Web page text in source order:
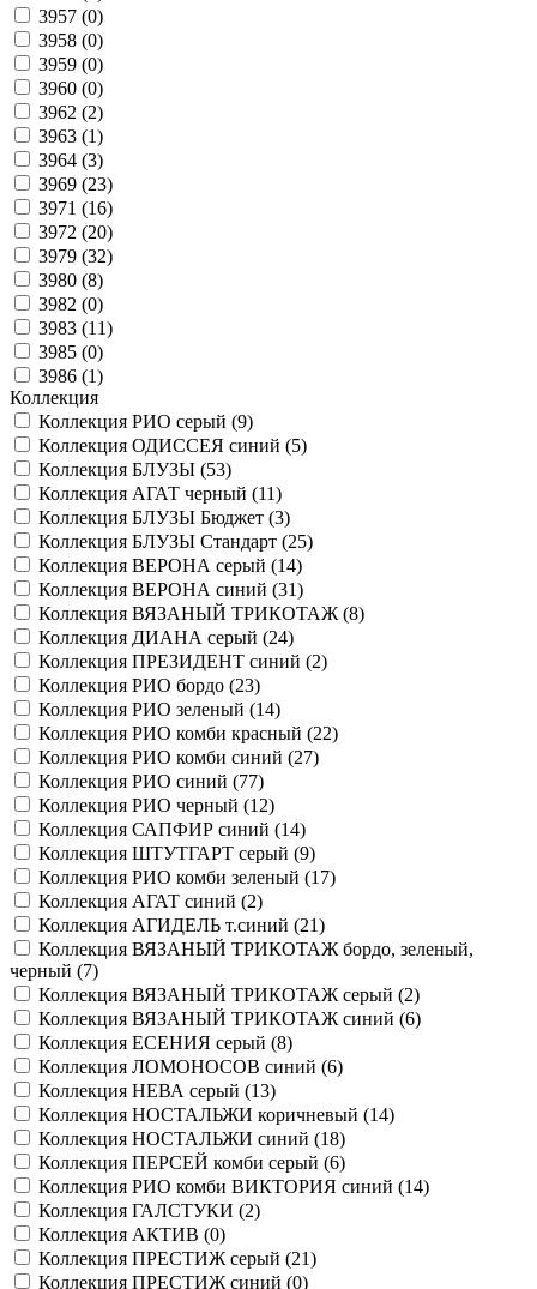
3957 (0)
3958 (0)
3959 (0)
3960 (0)
3962 (2)
3963 (1)
3964 (3)
3969 (23)
3971 (16)
3972 (20)
3979 (32)
3980 (8)
3982 (0)
3983 (11)
3985 (0)
3986 (1)
Коллекция
Коллекция РИО серый (9)
Коллекция ОДИССЕЯ синий (5)
Коллекция БЛУЗЫ (53)
Коллекция АГАТ черный (11)
Коллекция БЛУЗЫ Бюджет (3)
Коллекция БЛУЗЫ Стандарт (25)
Коллекция ВЕРОНА серый (14)
Коллекция ВЕРОНА синий (31)
Коллекция ВЯЗАНЫЙ ТРИКОТАЖ (8)
Коллекция ДИАНА серый (24)
Коллекция ПРЕЗИДЕНТ синий (2)
Коллекция РИО бордо (23)
Коллекция РИО зеленый (14)
Коллекция РИО комби красный (22)
Коллекция РИО комби синий (27)
Коллекция РИО синий (77)
Коллекция РИО черный (12)
Коллекция САПФИР синий (14)
Коллекция ШТУТГАРТ серый (9)
Коллекция РИО комби зеленый (17)
Коллекция АГАТ синий (2)
Коллекция АГИДЕЛЬ т.синий (21)
Коллекция ВЯЗАНЫЙ ТРИКОТАЖ бордо, зеленый,
черный (7)
Коллекция ВЯЗАНЫЙ ТРИКОТАЖ серый (2)
Коллекция ВЯЗАНЫЙ ТРИКОТАЖ синий (6)
Коллекция ЕСЕНИЯ серый (8)
Коллекция ЛОМОНОСОВ синий (6)
Коллекция НЕВА серый (13)
Коллекция НОСТАЛЬЖИ коричневый (14)
Коллекция НОСТАЛЬЖИ синий (18)
Коллекция ПЕРСЕЙ комби серый (6)
Коллекция РИО комби ВИКТОРИЯ синий (14)
Коллекция ГАЛСТУКИ (2)
Коллекция АКТИВ (0)
Коллекция ПРЕСТИЖ серый (21)
Коллекция ПРЕСТИЖ синий (0)